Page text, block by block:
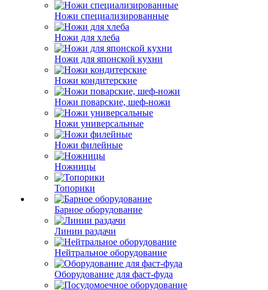
Ножи специализированные
Ножи для хлеба
Ножи для японской кухни
Ножи кондитерские
Ножи поварские, шеф-ножи
Ножи универсальные
Ножи филейные
Ножницы
Топорики
Барное оборудование
Линии раздачи
Нейтральное оборудование
Оборудование для фаст-фуда